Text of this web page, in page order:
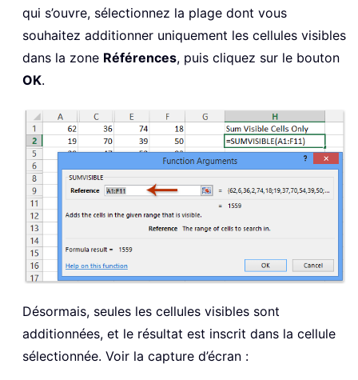
qui s’ouvre, sélectionnez la plage dont vous
souhaitez additionner uniquement les cellules visibles
dans la zone Références, puis cliquez sur le bouton
OK.
Désormais, seules les cellules visibles sont
additionnées, et le résultat est inscrit dans la cellule
sélectionnée. Voir la capture d’écran :